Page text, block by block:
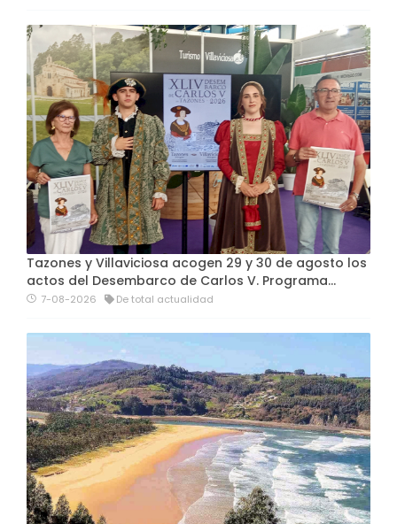
Tazones y Villaviciosa acogen 29 y 30 de agosto los
actos del Desembarco de Carlos V. Programa…
7-08-2026 De total actualidad